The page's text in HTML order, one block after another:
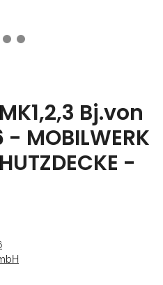
Bj.von
MOBILWERK
-